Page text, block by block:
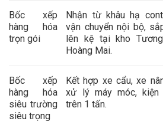
Bốc xếp
hàng hóa
trọn gói
Nhận từ khâu hạ
vận chuyển nội bộ,
lên kệ tại kho
Hoàng Mai.
Bốc xếp
hàng hóa
siêu trường
siêu trọng
Kết hợp xe cẩu, xe
xử lý máy móc, kiện
trên 1 tấn.